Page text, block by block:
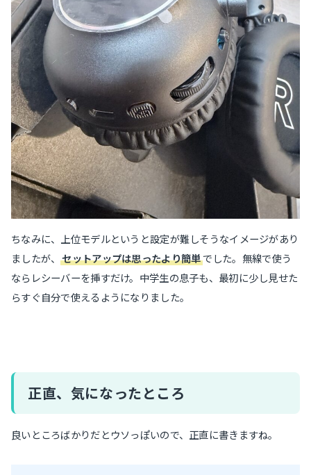
ちなみに、上位モデルというと設定が難しそうなイメージがあり
ましたが、セットアップは思ったより簡単でした。無線で使う
ならレシーバーを挿すだけ。中学生の息子も、最初に少し見せた
らすぐ自分で使えるようになりました。
正直、気になったところ
良いところばかりだとウソっぽいので、正直に書きますね。